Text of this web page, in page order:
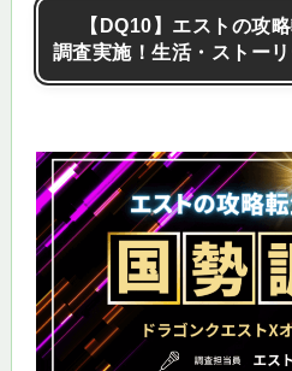
【DQ10】エストの攻
調査実施！生活・ストー